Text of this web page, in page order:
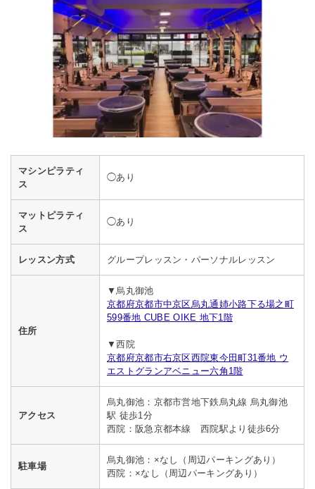
マシンピラティ
ス
◯あり
マットピラティ
ス
◯あり
レッスン方式 グループレッスン・パーソナルレッスン
住所
▼烏丸御池
京都府京都市中京区烏丸通姉小路下る場之町
599番地 CUBE OIKE 地下1階
▼西院
京都府京都市右京区西院東今田町31番地 ウ
エストグランアベニュー六角1階
アクセス
烏丸御池：京都市営地下鉄烏丸線 烏丸御池
駅 徒歩1分
西院：阪急京都本線 西院駅より徒歩6分
駐車場
烏丸御池：×なし（周辺パーキングあり）
西院：×なし（周辺パーキングあり）